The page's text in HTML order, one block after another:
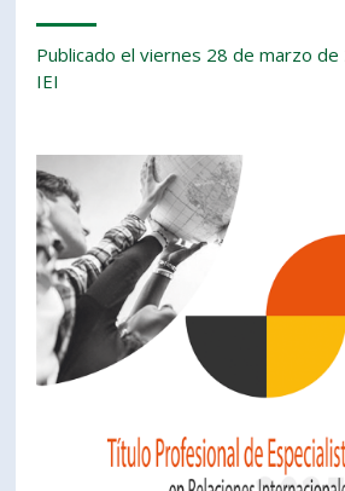
Publicado el viernes 28 de marzo de
IEI